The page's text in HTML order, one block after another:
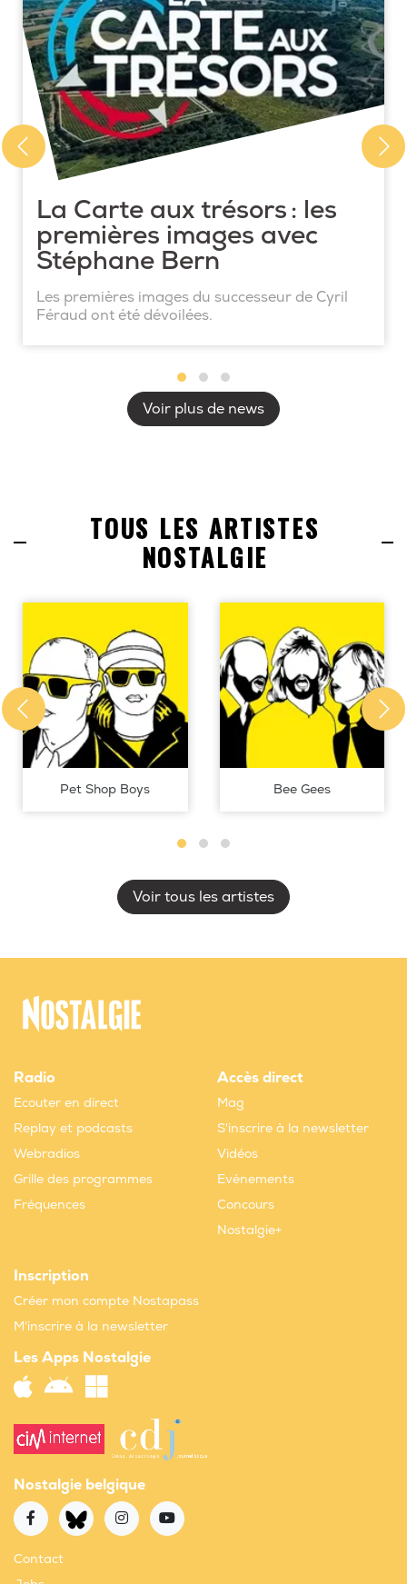
La Carte aux trésors : les
premières images avec
Stéphane Bern
Les premières images du successeur de Cyril
Féraud ont été dévoilées.
Voir plus de news
TOUS LES ARTISTES
NOSTALGIE
Pet Shop Boys Bee Gees
Voir tous les artistes
Radio
Ecouter en direct
Replay et podcasts
Webradios
Grille des programmes
Fréquences
Accès direct
Mag
S'inscrire à la newsletter
Vidéos
Evènements
Concours
Nostalgie+
Inscription
Créer mon compte Nostapass
M'inscrire à la newsletter
Les Apps Nostalgie
Nostalgie belgique
Contact